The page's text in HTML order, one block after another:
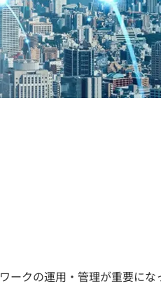
クの運用・管理が重要に